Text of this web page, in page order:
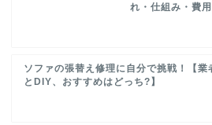
れ・仕組み・費
ソファの張替え修理に自分で挑戦！【業
とDIY、おすすめはどっち?】